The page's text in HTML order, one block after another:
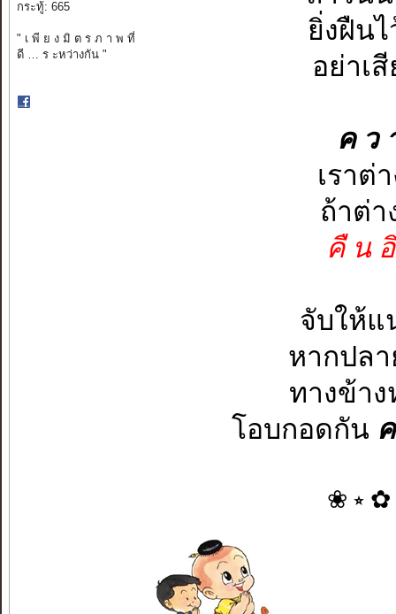
กระทู้: 665
" เ พี ย ง มิ ต ร ภ า พ ที่
ดี … ร ะหว่างกัน "
ยิ่งฝืน
อย่าเ
ค ว
เราต่
ถ้าต่
คื น
จับให้แ
หากปล
ทางข้า
โอบกอดกัน
❀ ⭒